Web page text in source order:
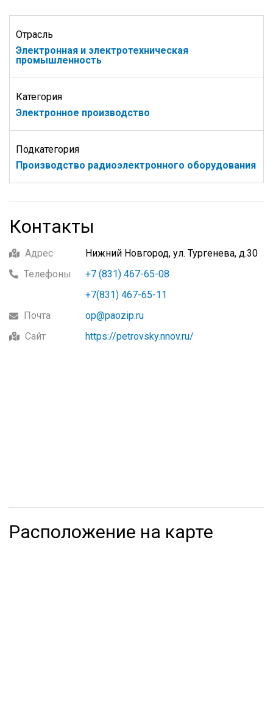
Отрасль
Электронная и электротехническая
промышленность
Категория
Электронное производство
Подкатегория
Производство радиоэлектронного оборудования
Контакты
Адрес
Нижний Новгород, ул. Тургенева, д.30
Телефоны
+7 (831) 467-65-08
+7(831) 467-65-11
Почта
op@paozip.ru
Сайт
https://petrovsky.nnov.ru/
Расположение на карте